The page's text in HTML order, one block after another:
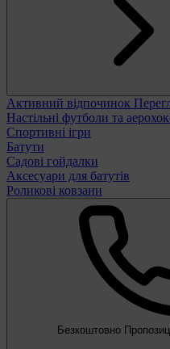
Активний відпочинок
Настільні футболи та
Спортивні ігри
Батути
Садові гойдалки
Аксесуари для батутів
Роликові ковзани
Безкоштовно